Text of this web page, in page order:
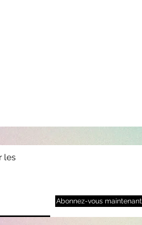
les
Abonnez-vous maintenant